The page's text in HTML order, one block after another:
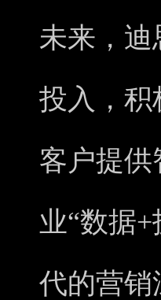
未来，
投入，积
客户提
业“数据
代的营销